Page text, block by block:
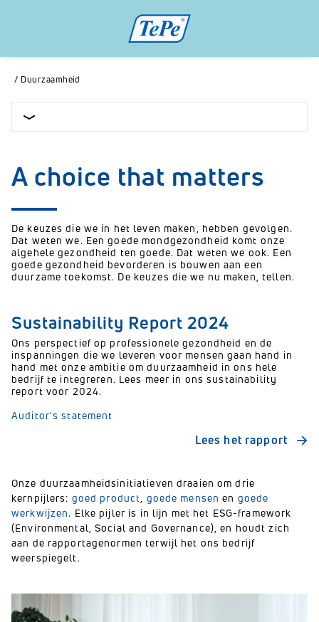
/ Duurzaamheid
A choice that matters
De keuzes die we in het leven maken, hebben gevolgen.
Dat weten we. Een goede mondgezondheid komt onze
algehele gezondheid ten goede. Dat weten we ook. Een
goede gezondheid bevorderen is bouwen aan een
duurzame toekomst. De keuzes die we nu maken, tellen.
Sustainability Report 2024
Ons perspectief op professionele gezondheid en de
inspanningen die we leveren voor mensen gaan hand in
hand met onze ambitie om duurzaamheid in ons hele
bedrijf te integreren. Lees meer in ons sustainability
report voor 2024.
Auditor's statement
Lees het rapport
Onze duurzaamheidsinitiatieven draaien om drie
kernpijlers: goed product, goede mensen en goede
werkwijzen. Elke pijler is in lijn met het ESG-framework
(Environmental, Social and Governance), en houdt zich
aan de rapportagenormen terwijl het ons bedrijf
weerspiegelt.